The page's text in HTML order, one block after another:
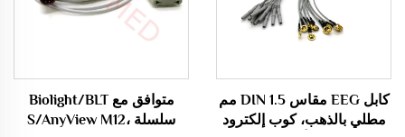
كابل EEG مقاس DIN 1.5 مم
مطلي بالذهب، كوب إلكترود
متوافق مع Biolight/BLT
سلسلة S/AnyView M12،